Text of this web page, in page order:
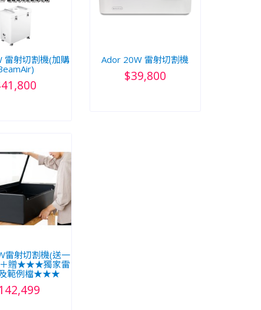
雷射切割機(加購
Ador 20W 雷射切割機
$39,800
雷射切割機(送一
＋贈★★★獨家雷
範例檔★★★